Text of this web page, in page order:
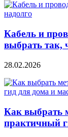
Кабель и
выбрать так,
28.02.2026
Как выбрать
практичный